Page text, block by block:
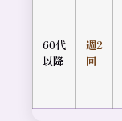
60代
以降
週2
回